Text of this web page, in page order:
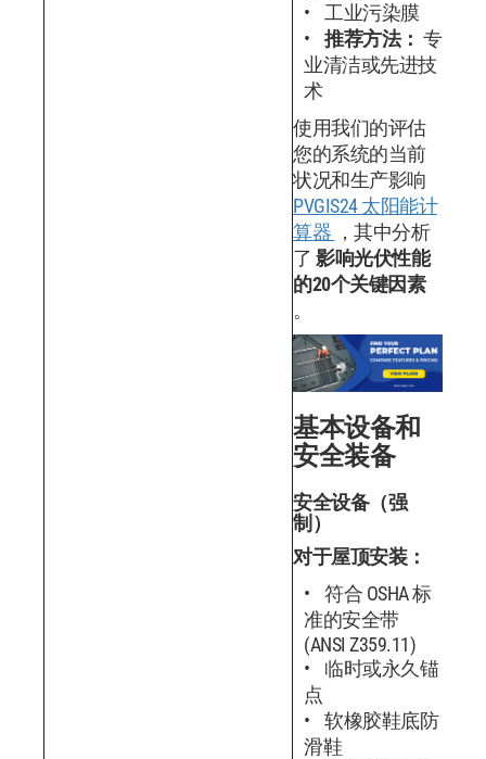
工业污染膜
推荐方法： 专
业清洁或先进技
术
使用我们的评估
您的系统的当前
状况和生产影响
PVGIS24 太阳能计
算器 ，其中分析
了 影响光伏性能
的20个关键因素
。
基本设备和
安全装备
安全设备（强
制）
对于屋顶安装：
符合 OSHA 标
准的安全带
(ANSI Z359.11)
临时或永久锚
点
软橡胶鞋底防
滑鞋